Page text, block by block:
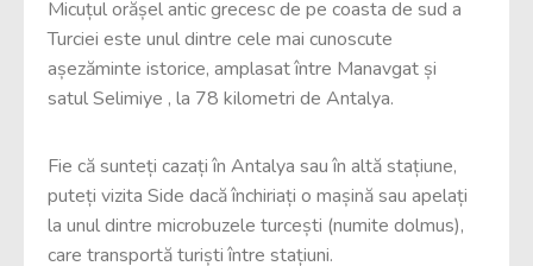
Micuțul orășelantic grecesc de pe coasta de sud a
Turciei este unul dintre cele mai cunoscute
așezăminte istorice, amplasat între Manavgat și
satul Selimiye , la 78 kilometri de Antalya.
Fie că sunteți cazați în Antalya sau în altă stațiune,
puteți vizita Side dacă închiriați o mașină sau apelați
la unul dintre microbuzele turcești (numite dolmus),
care transportă turiști între stațiuni.